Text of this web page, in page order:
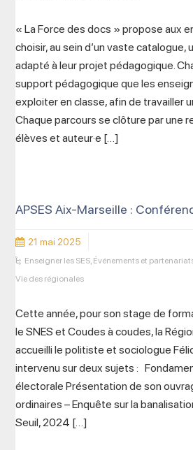
« La Force des docs » propose aux
choisir, au sein d’un vaste catalogue,
adapté à leur projet pédagogique.
support pédagogique que les
exploiter en classe, afin de travailler
Chaque parcours se clôture par une
élèves et auteur·e […]
APSES Aix-Marseille :
21 mai 2025
Enseigner les SES, Événements et
Vie des régionales
Cette année, pour son stage de
le SNES et Coudes à coudes, la
accueilli le politiste et sociologue
intervenu sur deux sujets :
électorale Présentation de son
ordinaires – Enquête sur la
Seuil, 2024 […]